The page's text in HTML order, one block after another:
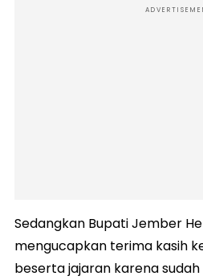
Sedangkan Bupati Jember
mengucapkan terima kasih
beserta jajaran karena